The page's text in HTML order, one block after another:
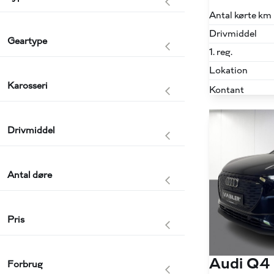
Geartype
Karosseri
Drivmiddel
Antal døre
Pris
Forbrug
Antal kørte km
Drivmiddel
1. reg.
Lokation
Kontant
Audi Q4